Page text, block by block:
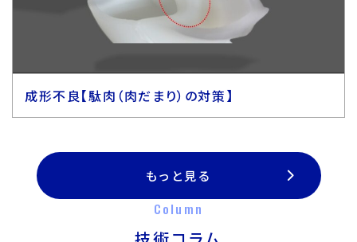
成形不良【駄肉（肉だまり）の対策】
もっと見る
Column